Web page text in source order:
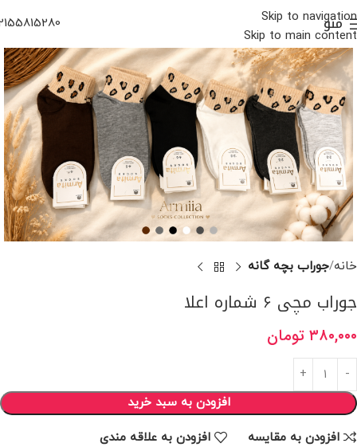
Skip to navigation
Skip to main content
منو
خانه جوراب بچه گانه
جوراب مچی ۶ شماره اعلا
۳۸۰,۰۰۰ تومان
افزودن به سبد خرید
افزودن به مقایسه افزودن به علاقه مندی